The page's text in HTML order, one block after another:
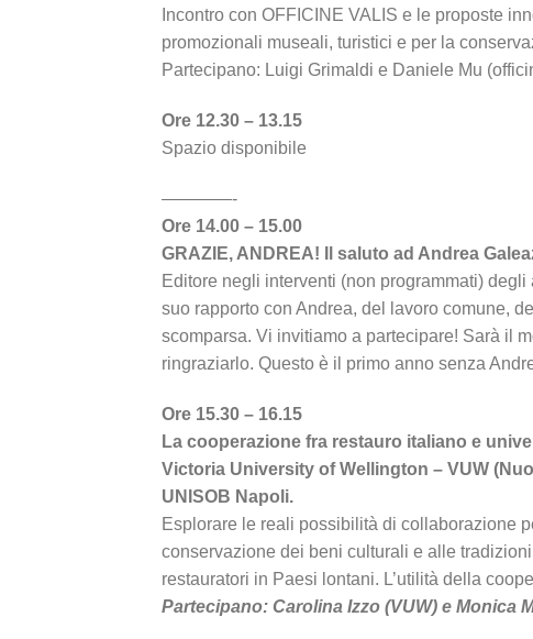
Incontro con OFFICINE VALIS e le proposte
promozionali museali, turistici e per la
Partecipano: Luigi Grimaldi e Daniele Mu
Ore 12.30 – 13.15
Spazio disponibile
————-
Ore 14.00 – 15.00
GRAZIE, ANDREA! Il saluto ad Andrea
Editore negli interventi (non programmati)
suo rapporto con Andrea, del lavoro comune,
scomparsa. Vi invitiamo a partecipare! Sarà il
ringraziarlo. Questo è il primo anno senza
Ore 15.30 – 16.15
La cooperazione fra restauro italiano e
Victoria University of Wellington – VUW
UNISOB Napoli.
Esplorare le reali possibilità di collaborazione
conservazione dei beni culturali e alle
restauratori in Paesi lontani. L’utilità della
Partecipano: Carolina Izzo (VUW) e Monica